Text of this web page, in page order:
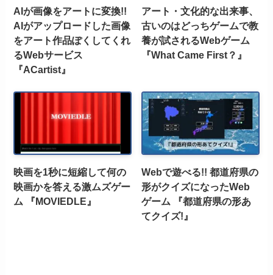
AIが画像をアートに変換!!
AIがアップロードした画像
をアート作品ぽくしてくれ
るWebサービス
『ACartist』
アート・文化的な出来事、
古いのはどっちゲームで教
養が試されるWebゲーム
『What Came First？』
映画を1秒に短縮して何の
映画かを答える激ムズゲー
ム 『MOVIEDLE』
Webで遊べる!! 都道府県の
形がクイズになったWeb
ゲーム 『都道府県の形あ
てクイズ!』